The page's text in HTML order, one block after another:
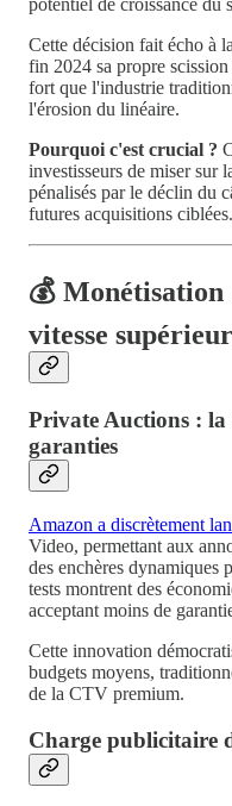
potentiel de croissance du
Cette décision fait écho à
fin 2024 sa propre
fort que l'industrie
l'érosion du linéaire.
Pourquoi c'est crucial ?
investisseurs de miser sur
pénalisés par le déclin du
futures acquisitions ciblées.
💰 Monétisation
vitesse
Private Auctions :
garanties
Amazon a discrètement
Video, permettant aux
des enchères
tests montrent des
acceptant moins de
Cette innovation
budgets moyens,
de la CTV premium.
Charge publicitaire